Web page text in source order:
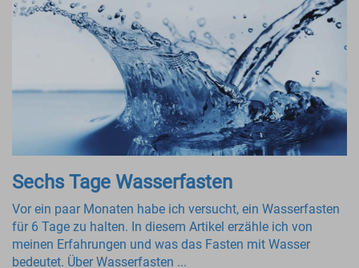
Sechs Tage Wasserfasten
Vor ein paar Monaten habe ich versucht, ein Wasserfasten
für 6 Tage zu halten. In diesem Artikel erzähle ich von
meinen Erfahrungen und was das Fasten mit Wasser
bedeutet. Über Wasserfasten ...